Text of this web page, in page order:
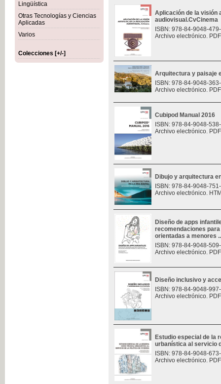
Lingüística
Otras Tecnologías y Ciencias
Aplicadas
Varios
Colecciones [+/-]
Aplicación de la visión
audiovisual.CvCinema
ISBN: 978-84-9048-
Archivo electrónico.
Arquitectura y paisaje
ISBN: 978-84-9048-
Archivo electrónico.
Cubipod Manual 2016
ISBN: 978-84-9048-
Archivo electrónico.
Dibujo y arquitectura
ISBN: 978-84-9048-
Archivo electrónico.
Diseño de apps
recomendaciones
orientadas a menores
ISBN: 978-84-9048-
Archivo electrónico.
Diseño inclusivo y
ISBN: 978-84-9048-
Archivo electrónico.
Estudio especial de la
urbanística al servicio
ISBN: 978-84-9048-
Archivo electrónico.